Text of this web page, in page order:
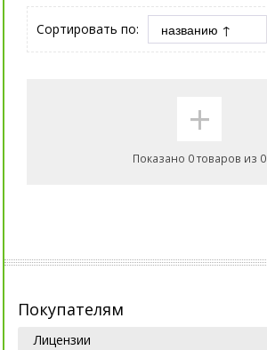
Сортировать по:
+
Показано 0 товаров из 0
Покупателям
Лицензии